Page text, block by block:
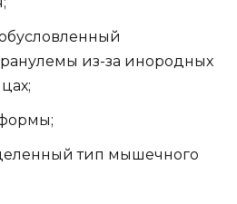
из-за инородных
тип мышечного